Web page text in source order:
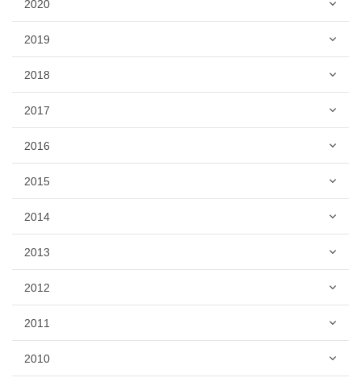
2020
2019
2018
2017
2016
2015
2014
2013
2012
2011
2010